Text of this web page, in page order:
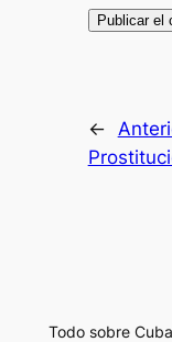
←
Todo sobre